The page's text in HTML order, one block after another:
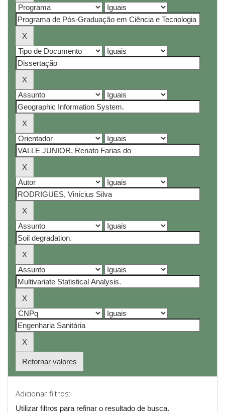
Retornar valores
Adicionar filtros:
Utilizar filtros para refinar o resultado de busca.